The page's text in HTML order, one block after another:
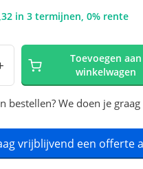
in 3 termijnen, 0% rente
Toevoegen aan
winkelwagen
bestellen? We doen je
vrijblijvend een offerte